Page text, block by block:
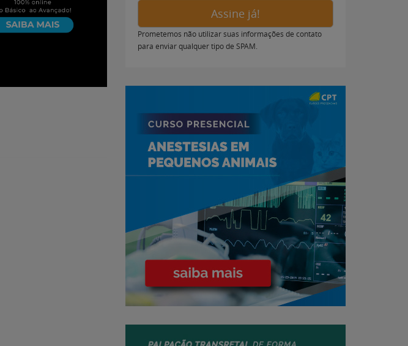
Assine já!
Prometemos não utilizar suas informações de contato
para enviar qualquer tipo de SPAM.